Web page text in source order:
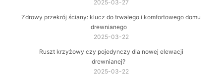
2025-03-27
Zdrowy przekrój ściany: klucz do trwałego i komfortowego domu
drewnianego
2025-03-22
Ruszt krzyżowy czy pojedynczy dla nowej elewacji
drewnianej?
2025-03-22